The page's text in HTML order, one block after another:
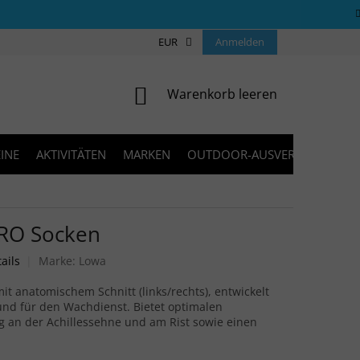
KONTAKT FAQ
EUR Anmelden
WARENKORB
Warenkorb leeren
AKTIVITÄTEN MARKEN OUTDOOR-AUSVERKAUF
Socken
ist 0,0 von 5 Sternen.
Marke: Lowa
anatomischem Schnitt (links/rechts), entwickelt
für den Wachdienst. Bietet optimalen
an der Achillessehne und am Rist sowie einen